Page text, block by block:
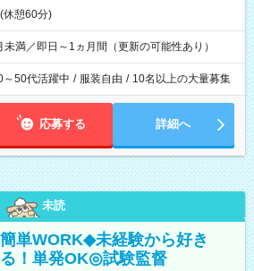
休憩60分)
満／即日～1ヵ月間（更新の可能性あり）
～50代活躍中 / 服装自由 / 10名以上の大量募集
応募する 詳細へ
未読
単WORK◆未経験から好き
！単発OK◎試験監督